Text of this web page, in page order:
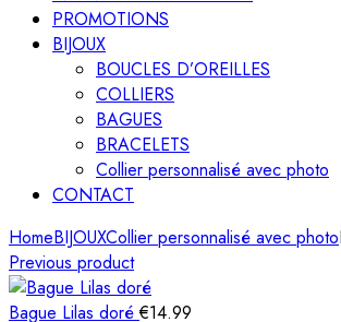
PROMOTIONS
BIJOUX
BOUCLES D’OREILLES
COLLIERS
BAGUES
BRACELETS
Collier personnalisé avec photo
CONTACT
HomeBIJOUXCollier personnalisé avec photo
Previous product
Bague Lilas doré€14.99